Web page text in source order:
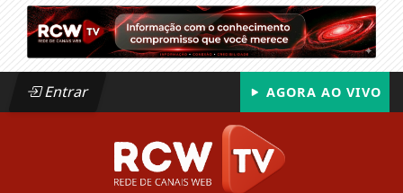
Entrar AGORA AO VIVO